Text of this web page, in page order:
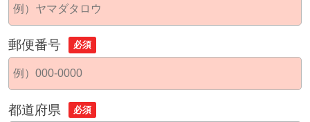
郵便番号 必須
都道府県 必須